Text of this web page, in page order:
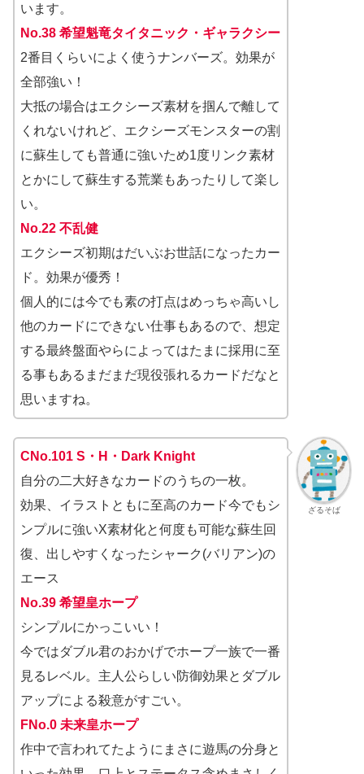
います。
No.38 希望魁竜タイタニック・ギャラクシー
2番目くらいによく使うナンバーズ。効果が
全部強い！
大抵の場合はエクシーズ素材を掴んで離して
くれないけれど、エクシーズモンスターの割
に蘇生しても普通に強いため1度リンク素材
とかにして蘇生する荒業もあったりして楽し
い。
No.22 不乱健
エクシーズ初期はだいぶお世話になったカー
ド。効果が優秀！
個人的には今でも素の打点はめっちゃ高いし
他のカードにできない仕事もあるので、想定
する最終盤面やらによってはたまに採用に至
る事もあるまだまだ現役張れるカードだなと
思いますね。
ざるそば
CNo.101 S・H・Dark Knight
自分の二大好きなカードのうちの一枚。
効果、イラストともに至高のカード今でもシ
ンプルに強いX素材化と何度も可能な蘇生回
復、出しやすくなったシャーク(バリアン)の
エース
No.39 希望皇ホープ
シンプルにかっこいい！
今ではダブル君のおかげでホープ一族で一番
見るレベル。主人公らしい防御効果とダブル
アップによる殺意がすごい。
FNo.0 未来皇ホープ
作中で言われてたようにまさに遊馬の分身と